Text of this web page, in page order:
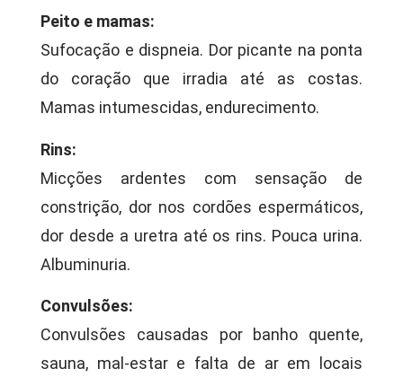
Peito e mamas:
Sufocação e dispneia. Dor picante na ponta
do coração que irradia até as costas.
Mamas intumescidas, endurecimento.
Rins:
Micções ardentes com sensação de
constrição, dor nos cordões espermáticos,
dor desde a uretra até os rins. Pouca urina.
Albuminuria.
Convulsões:
Convulsões causadas por banho quente,
sauna, mal-estar e falta de ar em locais